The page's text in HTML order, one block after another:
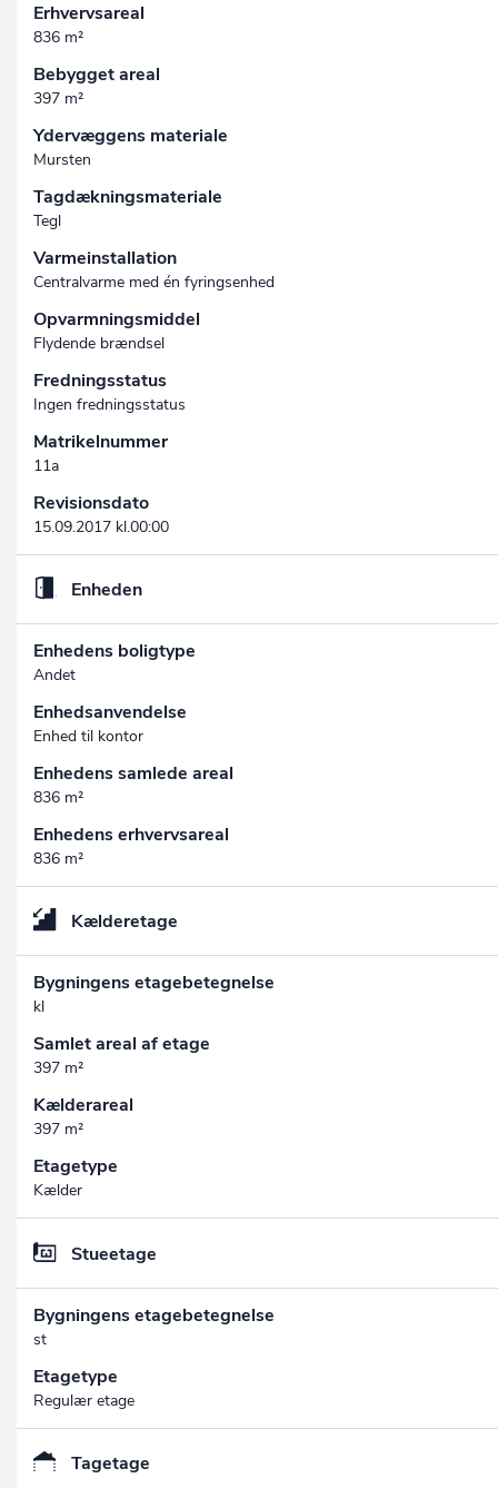
Erhvervsareal
836 m²
Bebygget areal
397 m²
Ydervæggens materiale
Mursten
Tagdækningsmateriale
Tegl
Varmeinstallation
Centralvarme med én fyringsenhed
Opvarmningsmiddel
Flydende brændsel
Fredningsstatus
Ingen fredningsstatus
Matrikelnummer
11a
Revisionsdato
15.09.2017 kl.00:00
Enheden
Enhedens boligtype
Andet
Enhedsanvendelse
Enhed til kontor
Enhedens samlede areal
836 m²
Enhedens erhvervsareal
836 m²
Kælderetage
Bygningens etagebetegnelse
kl
Samlet areal af etage
397 m²
Kælderareal
397 m²
Etagetype
Kælder
Stueetage
Bygningens etagebetegnelse
st
Etagetype
Regulær etage
Tagetage